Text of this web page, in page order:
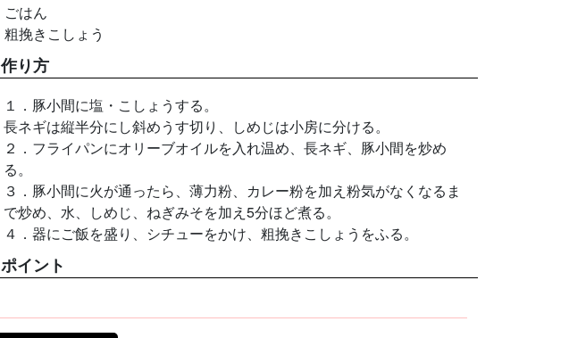
ごはん
粗挽きこしょう
作り方
１．豚小間に塩・こしょうする。
長ネギは縦半分にし斜めうす切り、しめじは小房に分ける。
２．フライパンにオリーブオイルを入れ温め、長ネギ、豚小間を炒め
る。
３．豚小間に火が通ったら、薄力粉、カレー粉を加え粉気がなくなるま
で炒め、水、しめじ、ねぎみそを加え5分ほど煮る。
４．器にご飯を盛り、シチューをかけ、粗挽きこしょうをふる。
ポイント